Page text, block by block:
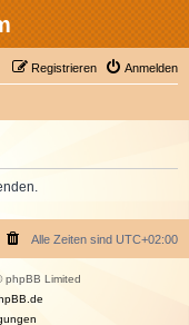
Anmelden
Registrieren
Alle Zeiten sind UTC+02:00
phpBB Limited